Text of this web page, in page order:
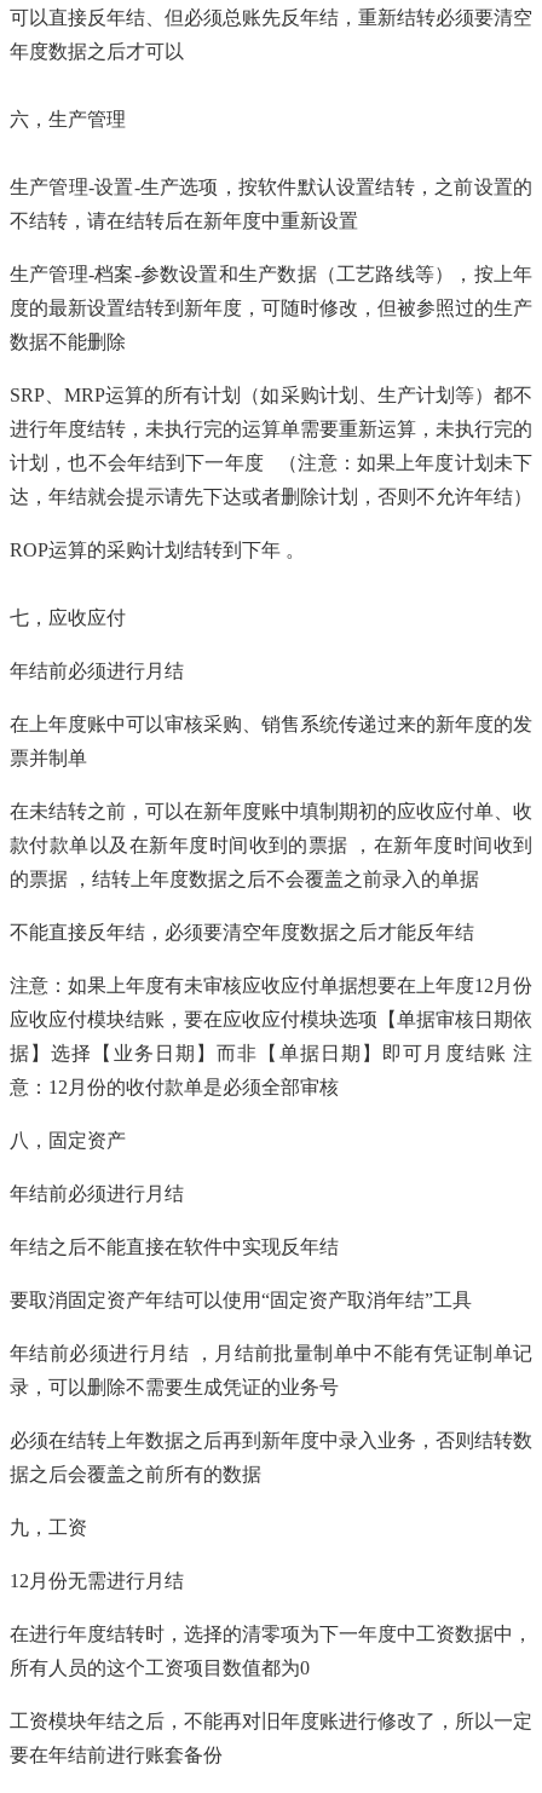
可以直接反年结、但必须总账先反年结，重新结转必须要清空
年度数据之后才可以
六，生产管理
生产管理-设置-生产选项，按软件默认设置结转，之前设置的
不结转，请在结转后在新年度中重新设置
生产管理-档案-参数设置和生产数据（工艺路线等），按上年
度的最新设置结转到新年度，可随时修改，但被参照过的生产
数据不能删除
SRP、MRP运算的所有计划（如采购计划、生产计划等）都不
进行年度结转，未执行完的运算单需要重新运算，未执行完的
计划，也不会年结到下一年度 （注意：如果上年度计划未下
达，年结就会提示请先下达或者删除计划，否则不允许年结）
ROP运算的采购计划结转到下年 。
七，应收应付
年结前必须进行月结
在上年度账中可以审核采购、销售系统传递过来的新年度的发
票并制单
在未结转之前，可以在新年度账中填制期初的应收应付单、收
款付款单以及在新年度时间收到的票据 ，在新年度时间收到
的票据 ，结转上年度数据之后不会覆盖之前录入的单据
不能直接反年结，必须要清空年度数据之后才能反年结
注意：如果上年度有未审核应收应付单据想要在上年度12月份
应收应付模块结账，要在应收应付模块选项【单据审核日期依
据】选择【业务日期】而非【单据日期】即可月度结账 注
意：12月份的收付款单是必须全部审核
八，固定资产
年结前必须进行月结
年结之后不能直接在软件中实现反年结
要取消固定资产年结可以使用“固定资产取消年结”工具
年结前必须进行月结 ，月结前批量制单中不能有凭证制单记
录，可以删除不需要生成凭证的业务号
必须在结转上年数据之后再到新年度中录入业务，否则结转数
据之后会覆盖之前所有的数据
九，工资
12月份无需进行月结
在进行年度结转时，选择的清零项为下一年度中工资数据中，
所有人员的这个工资项目数值都为0
工资模块年结之后，不能再对旧年度账进行修改了，所以一定
要在年结前进行账套备份